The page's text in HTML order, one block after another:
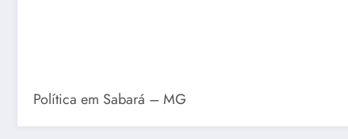
Política em Sabará – MG